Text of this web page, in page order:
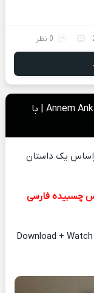
0 نظر
دانلود سریال مادرم آنکارا | Annem Ankara 2024 | با
یک داستان
+ قسمت 14 زیرنویس چسبیده فارسی
Download +